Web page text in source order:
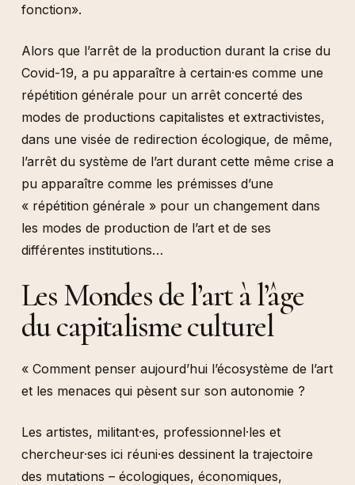
fonction».
Alors que l’arrêt de la production durant la crise du
Covid-19, a pu apparaître à certain·es comme une
répétition générale pour un arrêt concerté des
modes de productions capitalistes et extractivistes,
dans une visée de redirection écologique, de même,
l’arrêt du système de l’art durant cette même crise a
pu apparaître comme les prémisses d’une
« répétition générale » pour un changement dans
les modes de production de l’art et de ses
différentes institutions…
Les Mondes de l’art à l’âge
du capitalisme culturel
« Comment penser aujourd’hui l’écosystème de l’art
et les menaces qui pèsent sur son autonomie ?
Les artistes, militant·es, professionnel·les et
chercheur·ses ici réuni·es dessinent la trajectoire
des mutations – écologiques, économiques,